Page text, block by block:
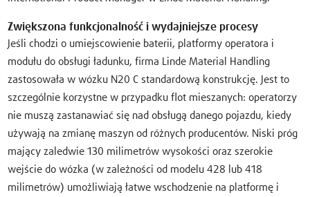
Zwiększona funkcjonalność i wydajniejsze procesy
Jeśli chodzi o umiejscowienie baterii, platformy operatora i
modułu do obsługi ładunku, firma Linde Material Handling
zastosowała w wózku N20 C standardową konstrukcję. Jest to
szczególnie korzystne w przypadku flot mieszanych: operatorzy
nie muszą zastanawiać się nad obsługą danego pojazdu, kiedy
używają na zmianę maszyn od różnych producentów. Niski próg
mający zaledwie 130 milimetrów wysokości oraz szerokie
wejście do wózka (w zależności od modelu 428 lub 418
milimetrów) umożliwiają łatwe wschodzenie na platformę i